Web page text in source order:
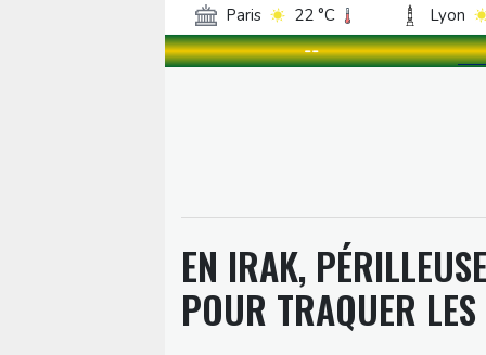
Paris 22 °C Lyon
Luxembourg
20 °C
--
EN IRAK,
POUR TRAQUER